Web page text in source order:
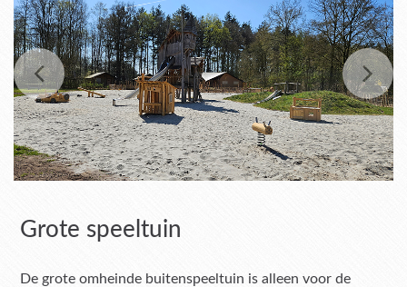
Grote speeltuin
De grote omheinde buitenspeeltuin is alleen voor de